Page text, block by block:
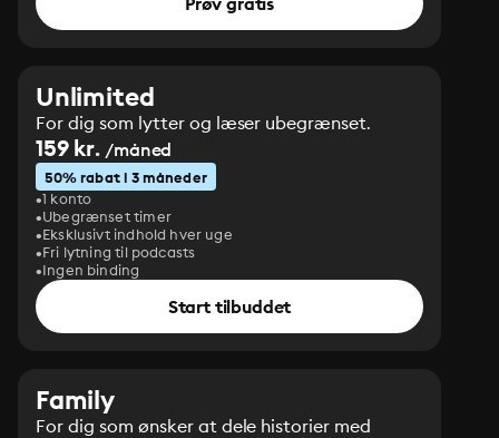
Unlimited
For dig som lytter og læser ubegrænset.
159 kr. /måned
50% rabat i 3 måneder
1 konto
Ubegrænset timer
Eksklusivt indhold hver uge
Fri lytning til podcasts
Ingen binding
Start tilbuddet
Family
For dig som ønsker at dele historier med